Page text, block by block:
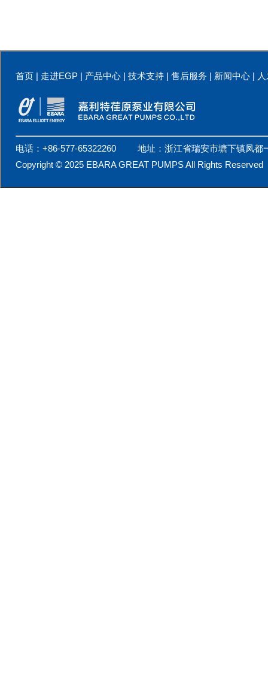
首页 | 走进EGP | 产品中心 | 技术支持 | 售后服务 | 新闻中心 |
电话：+86-577-65322260 地址：浙江省瑞安市塘下镇凤都
Copyright © 2025 EBARA GREAT PUMPS All Rights